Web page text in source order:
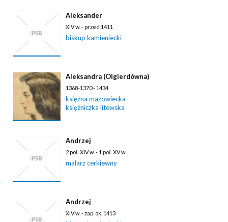
Aleksander
XIV w. - przed 1411
biskup kamieniecki
Aleksandra (Olgierdówna)
1368-1370 - 1434
księżna mazowiecka
księżniczka litewska
Andrzej
2 poł. XIV w. - 1 poł. XV w.
malarz cerkiewny
Andrzej
XIV w. - zap. ok. 1413